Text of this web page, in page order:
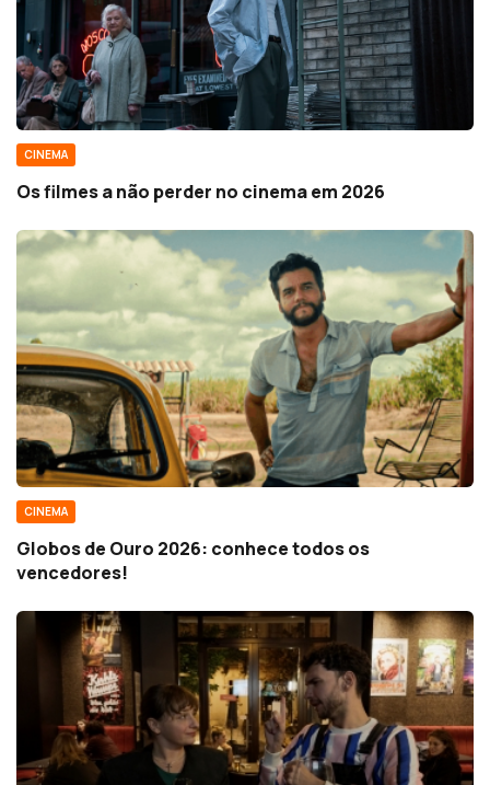
CINEMA
Os filmes a não perder no cinema em 2026
CINEMA
Globos de Ouro 2026: conhece todos os
vencedores!